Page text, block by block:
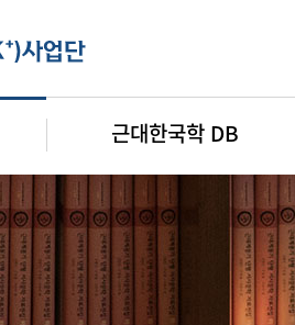
근대한국학 DB